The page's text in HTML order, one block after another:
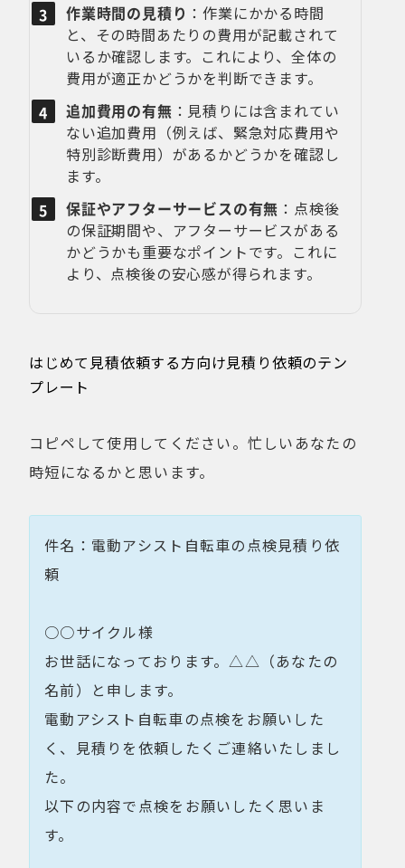
作業時間の見積り ：作業にかかる時間
と、その時間あたりの費用が記載されて
いるか確認します。これにより、全体の
費用が適正かどうかを判断できます。
追加費用の有無 ：見積りには含まれてい
ない追加費用（例えば、緊急対応費用や
特別診断費用）があるかどうかを確認し
ます。
保証やアフターサービスの有無 ：点検後
の保証期間や、アフターサービスがある
かどうかも重要なポイントです。これに
より、点検後の安心感が得られます。
はじめて見積依頼する方向け見積り依頼のテン
プレート
コピペして使用してください。忙しいあなたの
時短になるかと思います。
件名：電動アシスト自転車の点検見積り依
頼
○○サイクル様
お世話になっております。△△（あなたの
名前）と申します。
電動アシスト自転車の点検をお願いした
く、見積りを依頼したくご連絡いたしまし
た。
以下の内容で点検をお願いしたく思いま
す。